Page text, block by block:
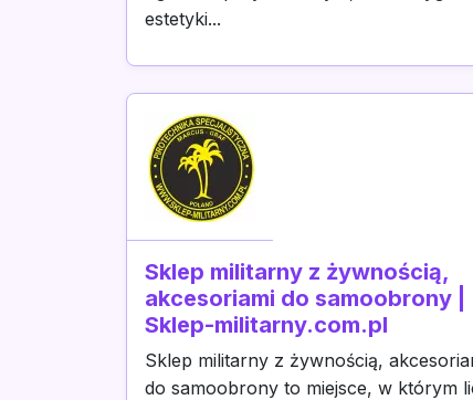
estetyki...
Sklep militarny z żywnością,
akcesoriami do samoobrony |
Sklep-militarny.com.pl
Sklep militarny z żywnością,
do samoobrony to miejsce, w którym